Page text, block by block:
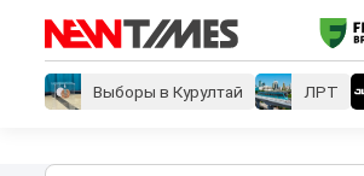
Выборы в Курултай ЛРТ